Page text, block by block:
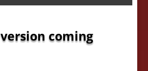
coming